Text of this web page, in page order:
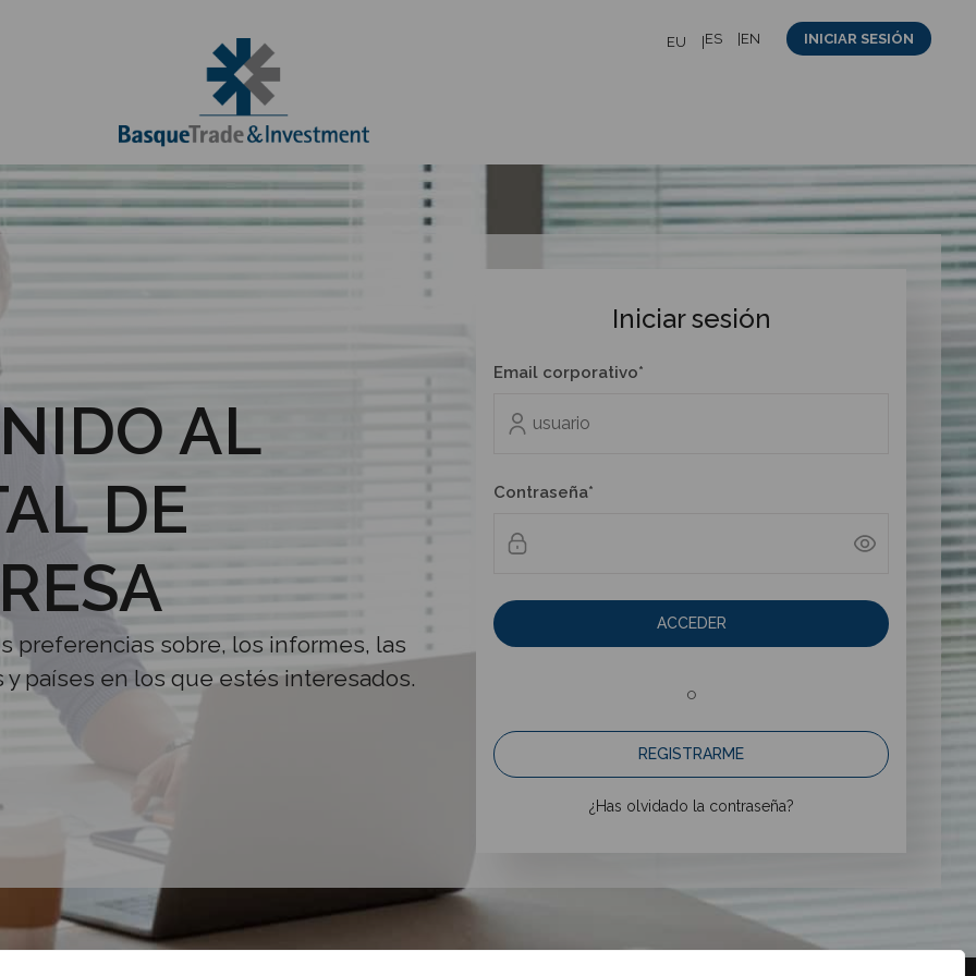
EU ES EN INICIAR SESIÓN
AL
DE
preferencias sobre, los informes, las
países en los que estés interesados.
Iniciar sesión
Email corporativo*
Contraseña*
ACCEDER
o
REGISTRARME
¿Has olvidado la contraseña?